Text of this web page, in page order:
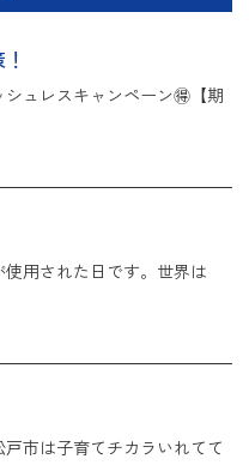
ュレスキャンペーン🉐【期
用された日です。世界は
市は子育てチカラいれてて